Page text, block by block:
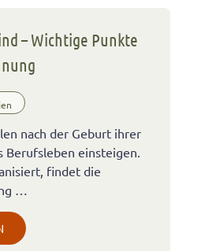
– Wichtige Punkte
nach der Geburt ihrer
Berufsleben einsteigen.
findet die
…